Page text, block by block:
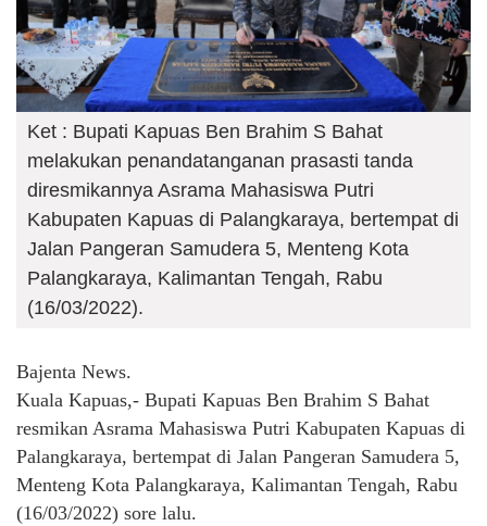
Ket : Bupati Kapuas Ben Brahim S Bahat
melakukan penandatanganan prasasti tanda
diresmikannya Asrama Mahasiswa Putri
Kabupaten Kapuas di Palangkaraya, bertempat di
Jalan Pangeran Samudera 5, Menteng Kota
Palangkaraya, Kalimantan Tengah, Rabu
(16/03/2022).
Bajenta News.
Kuala Kapuas,- Bupati Kapuas Ben Brahim S Bahat
resmikan Asrama Mahasiswa Putri Kabupaten Kapuas di
Palangkaraya, bertempat di Jalan Pangeran Samudera 5,
Menteng Kota Palangkaraya, Kalimantan Tengah, Rabu
(16/03/2022) sore lalu.